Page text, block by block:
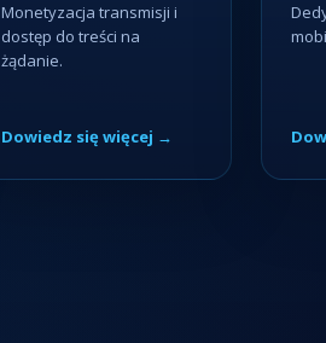
Monetyzacja transmisji i
dostęp do treści na
żądanie.
Dowiedz się więcej →